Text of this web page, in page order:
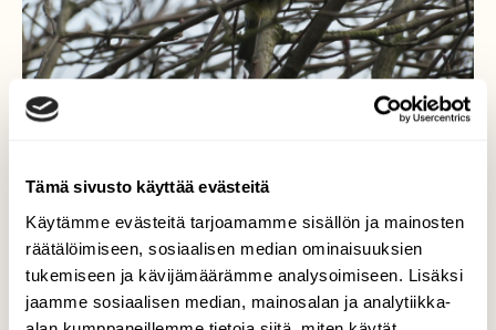
Tämä sivusto käyttää evästeitä
Käytämme evästeitä tarjoamamme sisällön ja mainosten
räätälöimiseen, sosiaalisen median ominaisuuksien
tukemiseen ja kävijämäärämme analysoimiseen. Lisäksi
jaamme sosiaalisen median, mainosalan ja analytiikka-
Konsertti liikenteen melussa
Sinitiainen lauloi keväisesti huolimatta
muutaman metrin päässä pensaan takana
jyräävästä moottoritien liikenteestä.